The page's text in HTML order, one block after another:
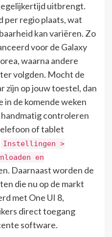
uitbrengt.
per regio plaats, wat
kan variëren. Zo
voor de Galaxy
waarna andere
volgden. Mocht de
zijn op jouw toestel, dan
de komende weken
controleren
of tablet
Instellingen >
en
Daarnaast worden de
die nu op de markt
met One UI 8,
direct toegang
software.